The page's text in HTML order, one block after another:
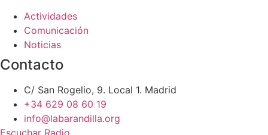
Actividades
Comunicación
Noticias
Contacto
C/ San Rogelio, 9. Local 1. Madrid
+34 629 08 60 19
info@labarandilla.org
Escuchar Radio